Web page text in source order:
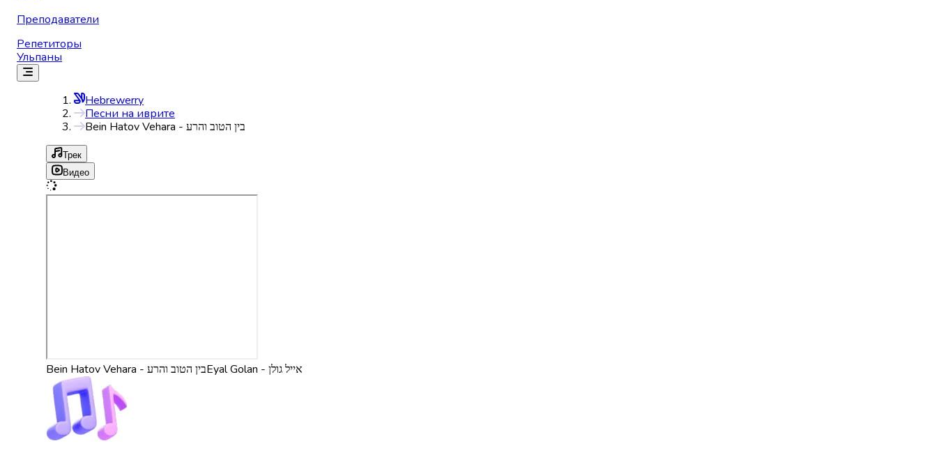
Преподаватели
Репетиторы
Ульпаны
Hebrewerry
Песни на иврите
Bein Hatov Vehara - בין הטוב והרע
Трек
Видео
Bein Hatov Vehara - בין הטוב והרע Eyal Golan - אייל גולן